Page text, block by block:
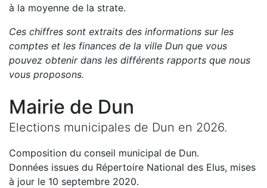
à la moyenne de la strate.
Ces chiffres sont extraits des informations sur les
comptes et les finances de la ville Dun que vous
pouvez obtenir dans les différents rapports que nous
vous proposons.
Mairie de Dun
Elections municipales de Dun en 2026.
Composition du conseil municipal de Dun.
Données issues du Répertoire National des Elus, mises
à jour le 10 septembre 2020.